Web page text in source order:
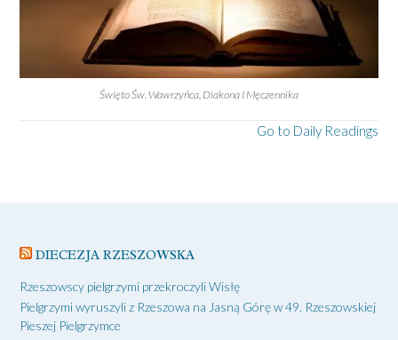
Święto Św. Wawrzyńca, Diakona I Męczennika
Go to Daily Readings
DIECEZJA RZESZOWSKA
Rzeszowscy pielgrzymi przekroczyli Wisłę
Pielgrzymi wyruszyli z Rzeszowa na Jasną Górę w 49. Rzeszowskiej
Pieszej Pielgrzymce